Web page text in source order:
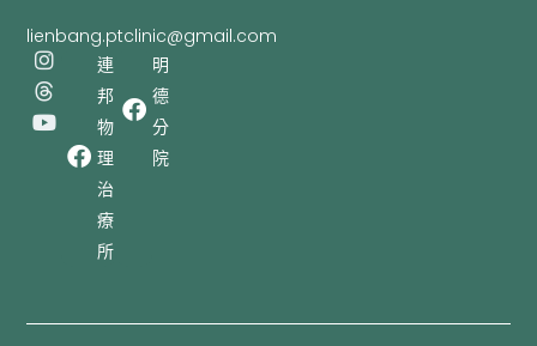
lienbang.ptclinic@gmail.com
I
n
s
t
T
h
r
e
Y
o
u
t
連
邦
物
理
治
療
所
明
德
分
院